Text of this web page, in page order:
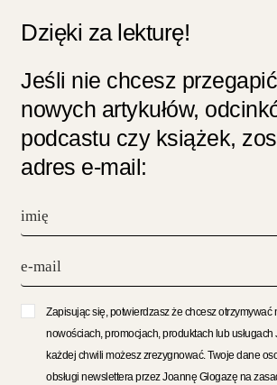
Dzięki za lekturę!
Jeśli nie chcesz
nowych artykułów,
podcastu czy książek,
adres e-mail:
Zapisując się, potwierdzasz że chcesz otrzymywać
nowościach, promocjach, produktach lub usługach
każdej chwili możesz zrezygnować. Twoje dane
obsługi newslettera przez Joannę Glogazę na